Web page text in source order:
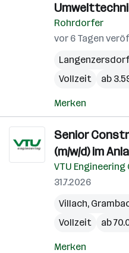
Rohrdorfer
vor 6 Tagen
Langenzersdorf
Vollzeit
ab
Merken
Senior
(m/w/d) im
VTU Engineering
31.7.2026
Villach,
Vollzeit
ab
Merken